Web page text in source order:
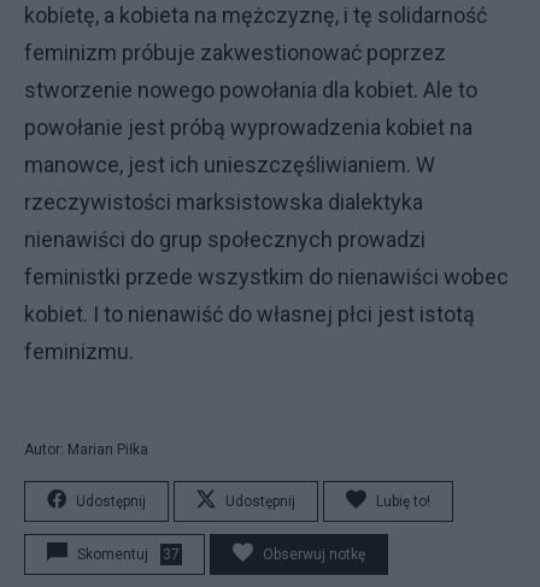
kobietę, a kobieta na mężczyznę, i tę solidarność
feminizm próbuje zakwestionować poprzez
stworzenie nowego powołania dla kobiet. Ale to
powołanie jest próbą wyprowadzenia kobiet na
manowce, jest ich unieszczęśliwianiem. W
rzeczywistości marksistowska dialektyka
nienawiści do grup społecznych prowadzi
feministki przede wszystkim do nienawiści wobec
kobiet. I to nienawiść do własnej płci jest istotą
feminizmu.
Autor: Marian Piłka
Udostępnij Udostępnij Lubię to!
Skomentuj 37 Obserwuj notkę